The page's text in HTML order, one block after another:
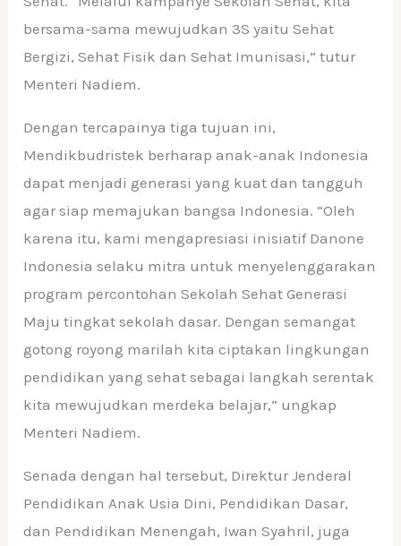
bersama-sama mewujudkan 3S yaitu Sehat
Bergizi, Sehat Fisik dan Sehat Imunisasi,” tutur
Menteri Nadiem.
Dengan tercapainya tiga tujuan ini,
Mendikbudristek berharap anak-anak Indonesia
dapat menjadi generasi yang kuat dan tangguh
agar siap memajukan bangsa Indonesia. “Oleh
karena itu, kami mengapresiasi inisiatif Danone
Indonesia selaku mitra untuk menyelenggarakan
program percontohan Sekolah Sehat Generasi
Maju tingkat sekolah dasar. Dengan semangat
gotong royong marilah kita ciptakan lingkungan
pendidikan yang sehat sebagai langkah serentak
kita mewujudkan merdeka belajar,” ungkap
Menteri Nadiem.
Senada dengan hal tersebut, Direktur Jenderal
Pendidikan Anak Usia Dini, Pendidikan Dasar,
dan Pendidikan Menengah, Iwan Syahril, juga